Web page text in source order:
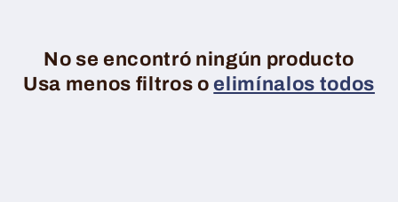
No se encontró ningún producto
Usa menos filtros oelimínalos todos